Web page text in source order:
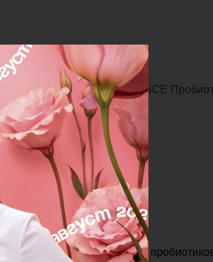
PROBIOTIC ESSENCE
кожи, 118 мл
с комплексом пре-и